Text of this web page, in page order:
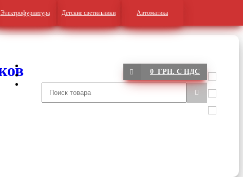
Электрофурнитура Детские светильники Автоматика
0 ГРН. С НДС